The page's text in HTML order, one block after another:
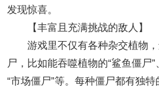
发现惊喜。
【‌丰富且充满挑战的敌人‌】
游戏里不仅有各种杂交植物，
尸，比如能吞噬植物的“鲨鱼僵尸
“市场僵尸”等。每种僵尸都有独